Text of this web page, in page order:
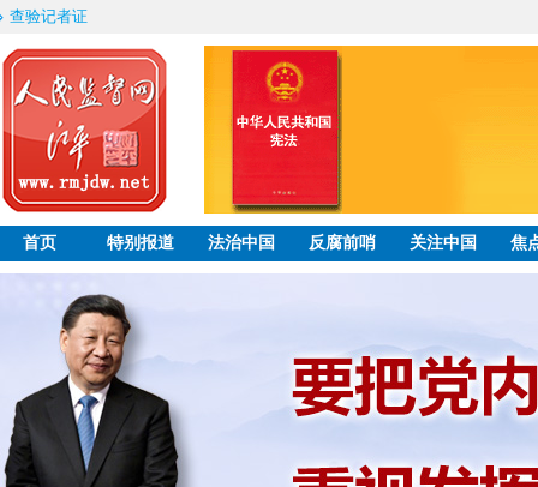
查验记者证
首页 特别报道 法治中国 反腐前哨 关注中国 焦